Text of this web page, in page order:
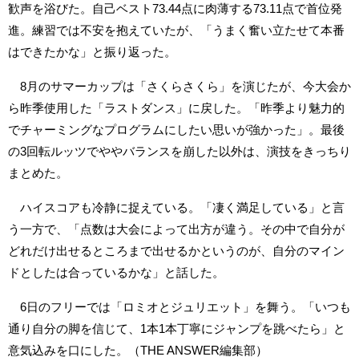
歓声を浴びた。自己ベスト73.44点に肉薄する73.11点で首位発
進。練習では不安を抱えていたが、「うまく奮い立たせて本番
はできたかな」と振り返った。
8月のサマーカップは「さくらさくら」を演じたが、今大会か
ら昨季使用した「ラストダンス」に戻した。「昨季より魅力的
でチャーミングなプログラムにしたい思いが強かった」。最後
の3回転ルッツでややバランスを崩した以外は、演技をきっちり
まとめた。
ハイスコアも冷静に捉えている。「凄く満足している」と言
う一方で、「点数は大会によって出方が違う。その中で自分が
どれだけ出せるところまで出せるかというのが、自分のマイン
ドとしたは合っているかな」と話した。
6日のフリーでは「ロミオとジュリエット」を舞う。「いつも
通り自分の脚を信じて、1本1本丁寧にジャンプを跳べたら」と
意気込みを口にした。（THE ANSWER編集部）